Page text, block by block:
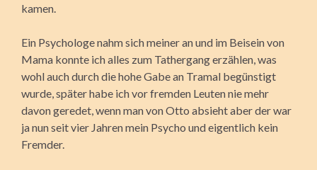
kamen.
Ein Psychologe nahm sich meiner an und im Beisein von
Mama konnte ich alles zum Tathergang erzählen, was
wohl auch durch die hohe Gabe an Tramal begünstigt
wurde, später habe ich vor fremden Leuten nie mehr
davon geredet, wenn man von Otto absieht aber der war
ja nun seit vier Jahren mein Psycho und eigentlich kein
Fremder.